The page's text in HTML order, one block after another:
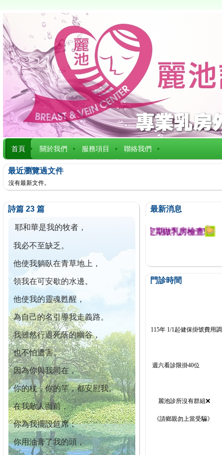
首頁 關於我們 服務項目 聯絡我們
最近瀏覽過文件
沒有最新文件。
詩篇 23 篇
耶和華是我的牧者，
我必不至缺乏。
他使我躺臥在青草地上，
領我在可安歇的水邊。
他使我的靈魂甦醒，
為自己的名引導我走義路。
我雖然行過死蔭的幽谷，
也不怕遭害。
因為你與我同在，
你的杖，你的竿，都安慰我。
在我敵人面前，
你為我擺設筵席；
你用油膏了我的頭，
最新消息
迄今已篩檢出1700位乳癌患者,提醒您定期做乳房檢查!
門診時間
115年 1/1起健保掛號費用
週六看診限掛40位
麗池診所沒有群組❌
《請鄉親勿上當受騙》